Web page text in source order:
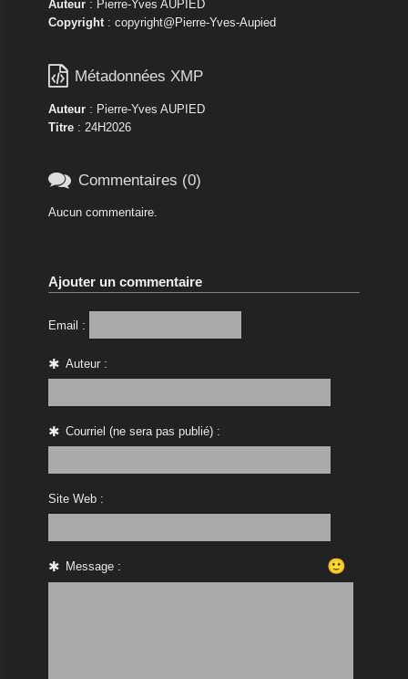
Auteur: Pierre-Yves AUPIED
Copyright: copyright@Pierre-Yves-Aupied
 Métadonnées XMP
Auteur: Pierre-Yves AUPIED
Titre: 24H2026
 Commentaires (0)
Aucun commentaire.
Ajouter un commentaire
Email :
Auteur :
Courriel (ne sera pas publié) :
Site Web :
Message : 🙂